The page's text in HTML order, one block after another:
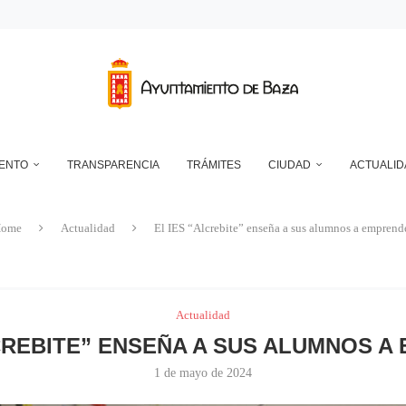
MUNICIPAL DE AGUA DE LA CUESTA DEL FRANCÉS
TRANSPARENCIA TRÁMITES CIUDAD
Actualidad El IES “Alcrebite” enseña a sus alumnos a
Actualidad
ENSEÑA A SUS ALUMNOS A
1 de mayo de 2024